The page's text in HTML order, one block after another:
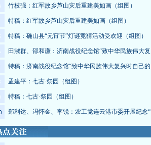
竹枝强：红军故乡芦山灾后重建美如画（组图）
特稿：红军故乡芦山灾后重建美如画（组图）
特稿：确山县“元宵节”灯谜竞猜活动受欢迎（组图）
田淑群、邵和谦：济南战役纪念馆“致中华民族伟大复
特稿：济南战役纪念馆“致中华民族伟大复兴时自己的
孟建平：七古·祭园（组图）
特稿：七古·祭园（组图）
郑利达、冯怀金、李锐：农工党连云港市委开展纪念“